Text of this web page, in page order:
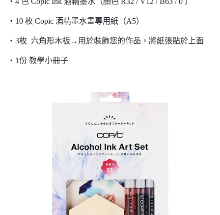
・10 枚 Copic 酒精墨水畫專用紙（A5）
・3枚 六角形木板→用於裝飾您的作品，將紙張貼於上面
・1份 教學小冊子